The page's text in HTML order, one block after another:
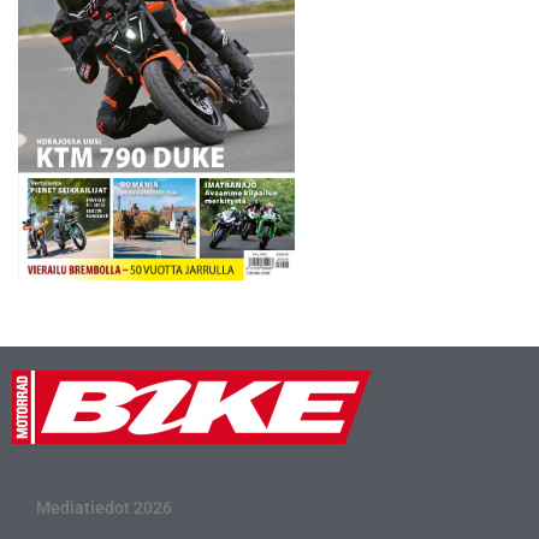
Mediatiedot 2026